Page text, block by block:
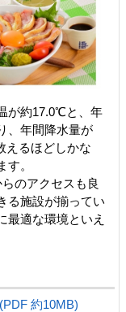
が約17.0℃と、年
、年間降水量が
えるほどしかな
。
のアクセスも良
る施設が揃ってい
最適な環境といえ
約10MB)